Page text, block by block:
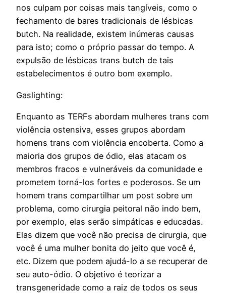
nos culpam por coisas mais tangíveis, como o
fechamento de bares tradicionais de lésbicas
butch. Na realidade, existem inúmeras causas
para isto; como o próprio passar do tempo. A
expulsão de lésbicas trans butch de tais
estabelecimentos é outro bom exemplo.
Gaslighting:
Enquanto as TERFs abordam mulheres trans com
violência ostensiva, esses grupos abordam
homens trans com violência encoberta. Como a
maioria dos grupos de ódio, elas atacam os
membros fracos e vulneráveis da comunidade e
prometem torná-los fortes e poderosos. Se um
homem trans compartilhar um post sobre um
problema, como cirurgia peitoral não indo bem,
por exemplo, elas serão simpáticas e educadas.
Elas dizem que você não precisa de cirurgia, que
você é uma mulher bonita do jeito que você é,
etc. Dizem que podem ajudá-lo a se recuperar de
seu auto-ódio. O objetivo é teorizar a
transgeneridade como a raiz de todos os seus